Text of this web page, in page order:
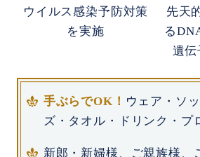
ウイルス感染予防対策
を実施
先天
る
遺
手ぶらでOK！ ウェア・ソ
ズ・タオル・ドリンク・プ
新郎・新婦様、ご親族様、